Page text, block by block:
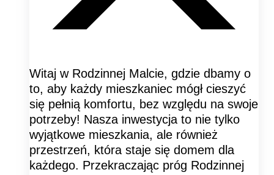
Witaj w Rodzinnej Malcie, gdzie dbamy o
to, aby każdy mieszkaniec mógł cieszyć
się pełnią komfortu, bez względu na swoje
potrzeby! Nasza inwestycja to nie tylko
wyjątkowe mieszkania, ale również
przestrzeń, która staje się domem dla
każdego. Przekraczając próg Rodzinnej